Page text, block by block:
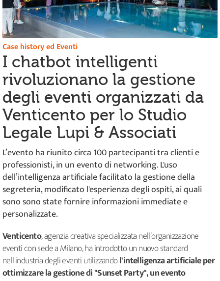
Case history ed Eventi
I chatbot intelligenti
rivoluzionano la gestione
degli eventi organizzati da
Venticento per lo Studio
Legale Lupi & Associati
L’evento ha riunito circa 100 partecipanti tra clienti e
professionisti, in un evento di networking. L'uso
dell’intelligenza artificiale facilitato la gestione della
segreteria, modificato l'esperienza degli ospiti, ai quali
sono sono state fornire informazioni immediate e
personalizzate.
Venticento, agenzia creativa specializzata nell’organizzazione
eventi con sede a Milano, ha introdotto un nuovo standard
nell'industria degli eventi utilizzandol'intelligenza artificiale per
ottimizzare la gestione di "Sunset Party", un evento